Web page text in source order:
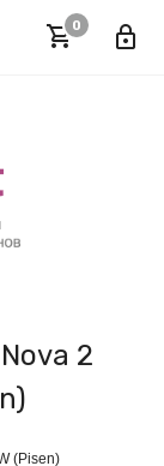
0
2
(Pisen)